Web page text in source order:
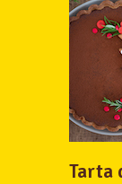
Tarta